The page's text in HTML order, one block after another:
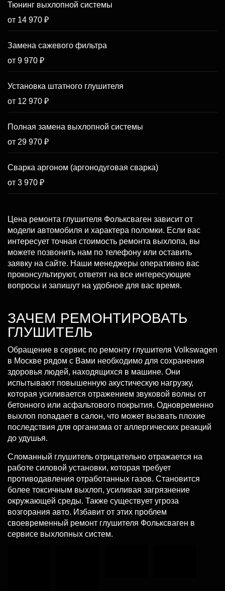
Тюнинг выхлопной системы
от 14 970 ₽
Замена сажевого фильтра
от 9 970 ₽
Установка штатного глушителя
от 12 970 ₽
Полная замена выхлопной системы
от 29 970 ₽
Сварка аргоном (аргонодуговая сварка)
от 3 970 ₽
Цена ремонта глушителя Фольксваген зависит от
модели автомобиля и характера поломки. Если вас
интересует точная стоимость ремонта выхлопа, вы
можете позвонить нам по телефону или оставить
заявку на сайте. Наши менеджеры оперативно вас
проконсультируют, ответят на все интересующие
вопросы и запишут на удобное для вас время.
ЗАЧЕМ РЕМОНТИРОВАТЬ
ГЛУШИТЕЛЬ
Обращение в сервис по ремонту глушителя Volkswagen
в Москве рядом с Вами необходимо для сохранения
здоровья людей, находящихся в машине. Они
испытывают повышенную акустическую нагрузку,
которая усиливается отражением звуковой волны от
бетонного или асфальтового покрытия. Одновременно
выхлоп попадает в салон, что может вызвать плохие
последствия для организма от аллергических реакций
до удушья.
Сломанный глушитель отрицательно отражается на
работе силовой установки, которая требует
противодавления отработанных газов. Становится
более токсичным выхлоп, усиливая загрязнение
окружающей среды. Также существует угроза
возгорания авто. Избавит от этих проблем
своевременный ремонт глушителя Фольксваген в
сервисе выхлопных систем.